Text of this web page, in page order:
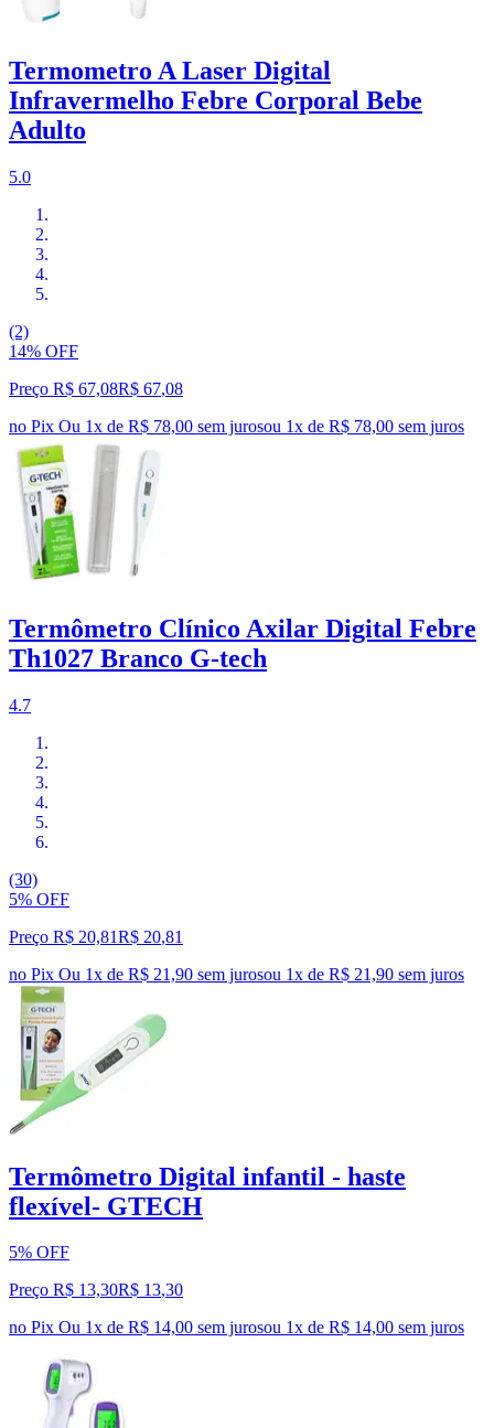
Termometro A Laser Digital
Infravermelho Febre Corporal Bebe
Adulto
5.0
(2)
14% OFF
Preço R$ 67,08R$ 67,08
no Pix Ou 1x de R$ 78,00 sem jurosou 1x de R$ 78,00 sem juros
Termômetro Clínico Axilar Digital Febre
Th1027 Branco G-tech
4.7
(30)
5% OFF
Preço R$ 20,81R$ 20,81
no Pix Ou 1x de R$ 21,90 sem jurosou 1x de R$ 21,90 sem juros
Termômetro Digital infantil - haste
flexível- GTECH
5% OFF
Preço R$ 13,30R$ 13,30
no Pix Ou 1x de R$ 14,00 sem jurosou 1x de R$ 14,00 sem juros